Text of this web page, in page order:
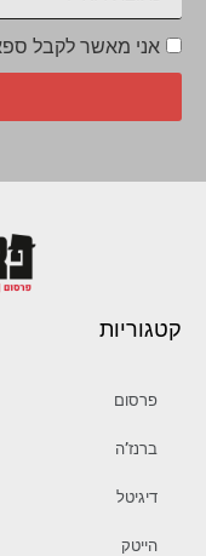
אני מאשר לקבל
קטגוריות
פרסום
ברנז’ה
דיגיטל
הייטק